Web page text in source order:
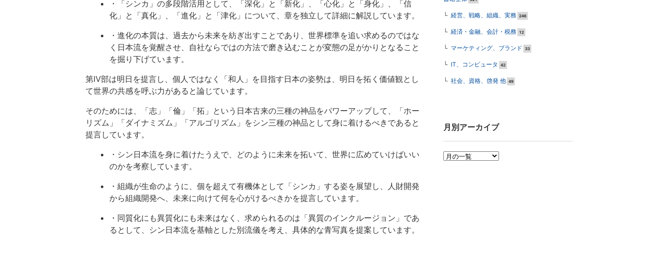
・「シンカ」の多段階活用として、「深化」と「新化」、「心化」と「身化」、「信
化」と「真化」、「進化」と「津化」について、章を独立して詳細に解説しています。
・進化の本質は、過去から未来を紡ぎ出すことであり、世界標準を追い求めるのではな
く日本流を覚醒させ、自社ならではの方法で磨き込むことが変態の足がかりとなること
を掘り下げています。
第Ⅳ部は明日を提言し、個人ではなく「和人」を目指す日本の姿勢は、明日を拓く価値観とし
て世界の共感を呼ぶ力があると論じています。
そのためには、「志」「倫」「拓」という日本古来の三種の神品をパワーアップして、「ホー
リズム」「ダイナミズム」「アルゴリズム」をシン三種の神品として身に着けるべきであると
提言しています。
・シン日本流を身に着けたうえで、どのように未来を拓いて、世界に広めていけばいい
のかを考察しています。
・組織が生命のように、個を超えて有機体として「シンカ」する姿を展望し、人財開発
から組織開発へ、未来に向けて何を心がけるべきかを提言しています。
・同質化にも異質化にも未来はなく、求められるのは「異質のインクルージョン」であ
るとして、シン日本流を基軸とした別流儀を考え、具体的な青写真を提案しています。
経営、戦略、組織、実務 246
経済・金融、会計・税務 12
マーケティング、ブランド 33
IT、コンピュータ 42
社会、資格、啓発 他 49
月別アーカイブ